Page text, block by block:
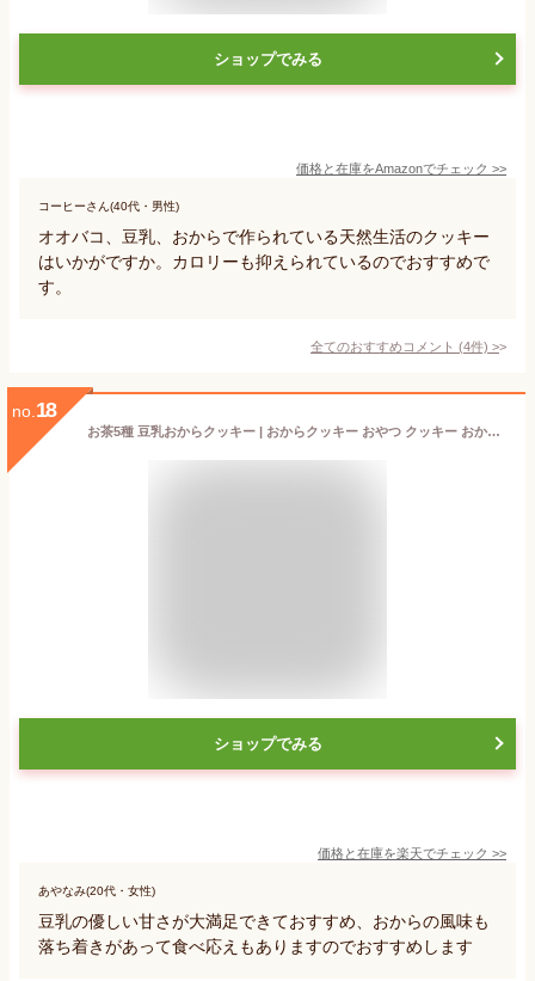
ショップでみる
価格と在庫をAmazonでチェック >>
コーヒーさん(40代・男性)
オオバコ、豆乳、おからで作られている天然生活のクッキー
はいかがですか。カロリーも抑えられているのでおすすめで
す。
全てのおすすめコメント (4件) >
no. 18
お茶5種 豆乳おからクッキー | おからクッキー おやつ クッキー おから アソート 紅茶クッキー 個包装 グルテンフリー お菓子 ヘルシー スイーツ ダイエット 紅茶 おかし 低糖質 糖質オフ 健康食品 大量 詰め合わせ 小麦粉不使用 抹茶 焼き菓子
ショップでみる
価格と在庫を楽天でチェック >>
あやなみ(20代・女性)
豆乳の優しい甘さが大満足できておすすめ、おからの風味も
落ち着きがあって食べ応えもありますのでおすすめします